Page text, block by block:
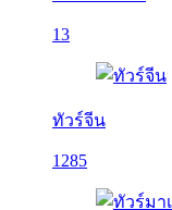
13
ทัวร์จีน
1285